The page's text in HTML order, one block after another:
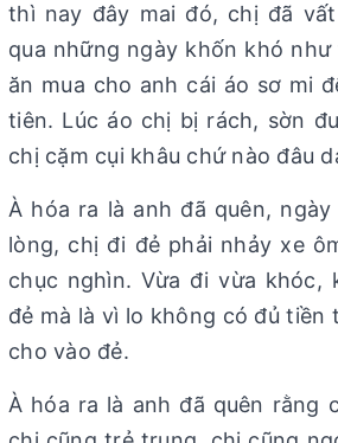
thì nay đây mai đó, chị đã
qua những ngày khốn khó như
ăn mua cho anh cái áo sơ mi
tiên. Lúc áo chị bị rách, sờn
chị cặm cụi khâu chứ nào đâu
À hóa ra là anh đã quên,
lòng, chị đi đẻ phải nhảy xe
chục nghìn. Vừa đi vừa khóc,
đẻ mà là vì lo không có đủ tiền
cho vào đẻ.
À hóa ra là anh đã quên rằng